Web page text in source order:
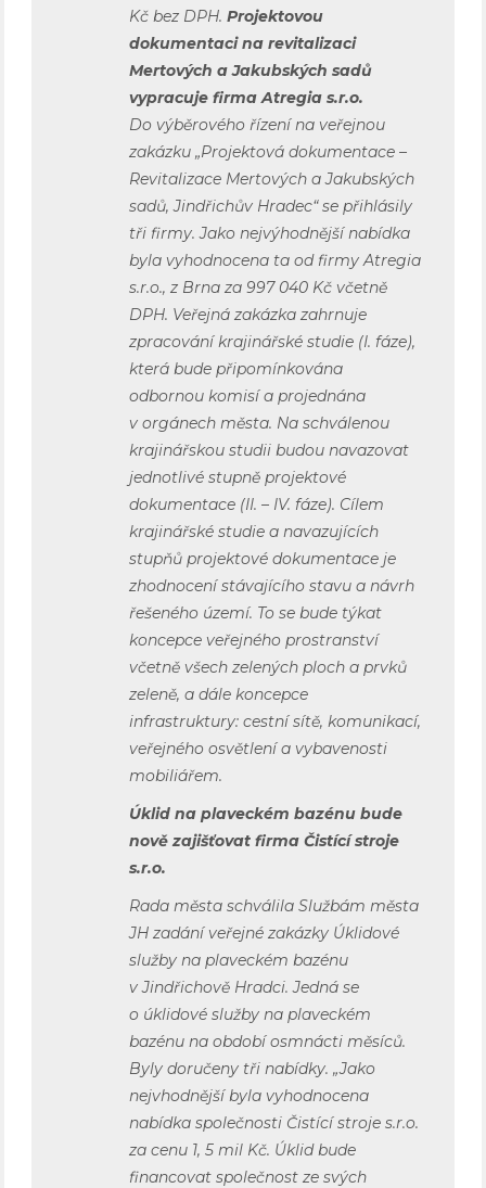
Kč bez DPH.Projektovou
dokumentaci na revitalizaci
Mertových a Jakubských sadů
vypracuje firma Atregia s.r.o.
Do výběrového řízení na veřejnou
zakázku „Projektová dokumentace –
Revitalizace Mertových a Jakubských
sadů, Jindřichův Hradec“ se přihlásily
tři firmy. Jako nejvýhodnější nabídka
byla vyhodnocena ta od firmy Atregia
s.r.o., z Brna za 997 040 Kč včetně
DPH. Veřejná zakázka zahrnuje
zpracování krajinářské studie (I. fáze),
která bude připomínkována
odbornou komisí a projednána
v orgánech města. Na schválenou
krajinářskou studii budou navazovat
jednotlivé stupně projektové
dokumentace (II. – IV. fáze). Cílem
krajinářské studie a navazujících
stupňů projektové dokumentace je
zhodnocení stávajícího stavu a návrh
řešeného území. To se bude týkat
koncepce veřejného prostranství
včetně všech zelených ploch a prvků
zeleně, a dále koncepce
infrastruktury: cestní sítě, komunikací,
veřejného osvětlení a vybavenosti
mobiliářem.
Úklid na plaveckém bazénu bude
nově zajišťovat firma Čistící stroje
s.r.o.
Rada města schválila Službám města
JH zadání veřejné zakázky Úklidové
služby na plaveckém bazénu
v Jindřichově Hradci. Jedná se
o úklidové služby na plaveckém
bazénu na období osmnácti měsíců.
Byly doručeny tři nabídky. „Jako
nejvhodnější byla vyhodnocena
nabídka společnosti Čistící stroje s.r.o.
za cenu 1, 5 mil Kč. Úklid bude
financovat společnost ze svých